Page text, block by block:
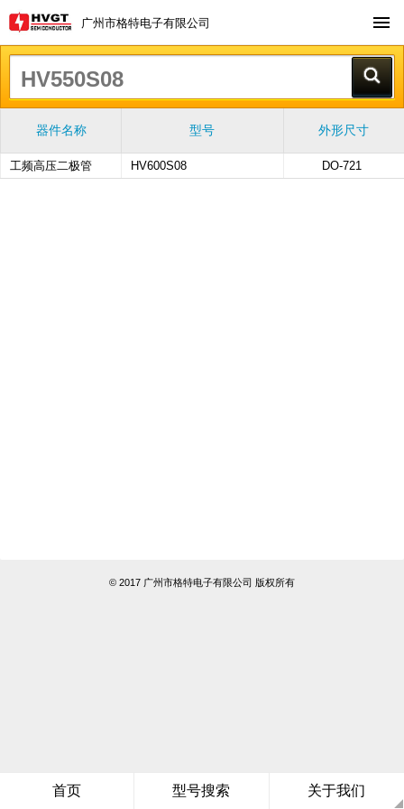
广州市格特电子有限公司
首页 型号搜索 关于我们
器件名称 型号 外形尺寸
工频高压二极管 HV600S08 DO-721
© 2017 广州市格特电子有限公司 版权所有